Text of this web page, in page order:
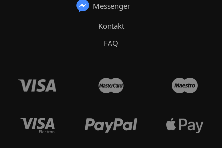
Messenger
Kontakt
FAQ